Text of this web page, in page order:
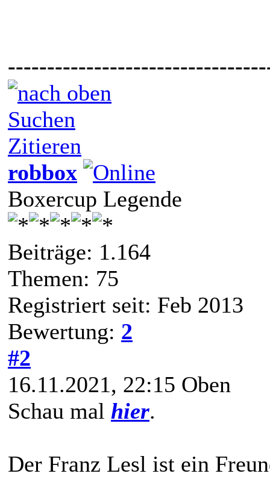
Suchen
Zitieren
robbox
Boxercup Legende
Beiträge: 1.164
Themen: 75
Registriert seit: Feb 2013
Bewertung: 2
#2
16.11.2021, 22:15 Oben
Schau mal hier.
Der Franz Lesl ist ein